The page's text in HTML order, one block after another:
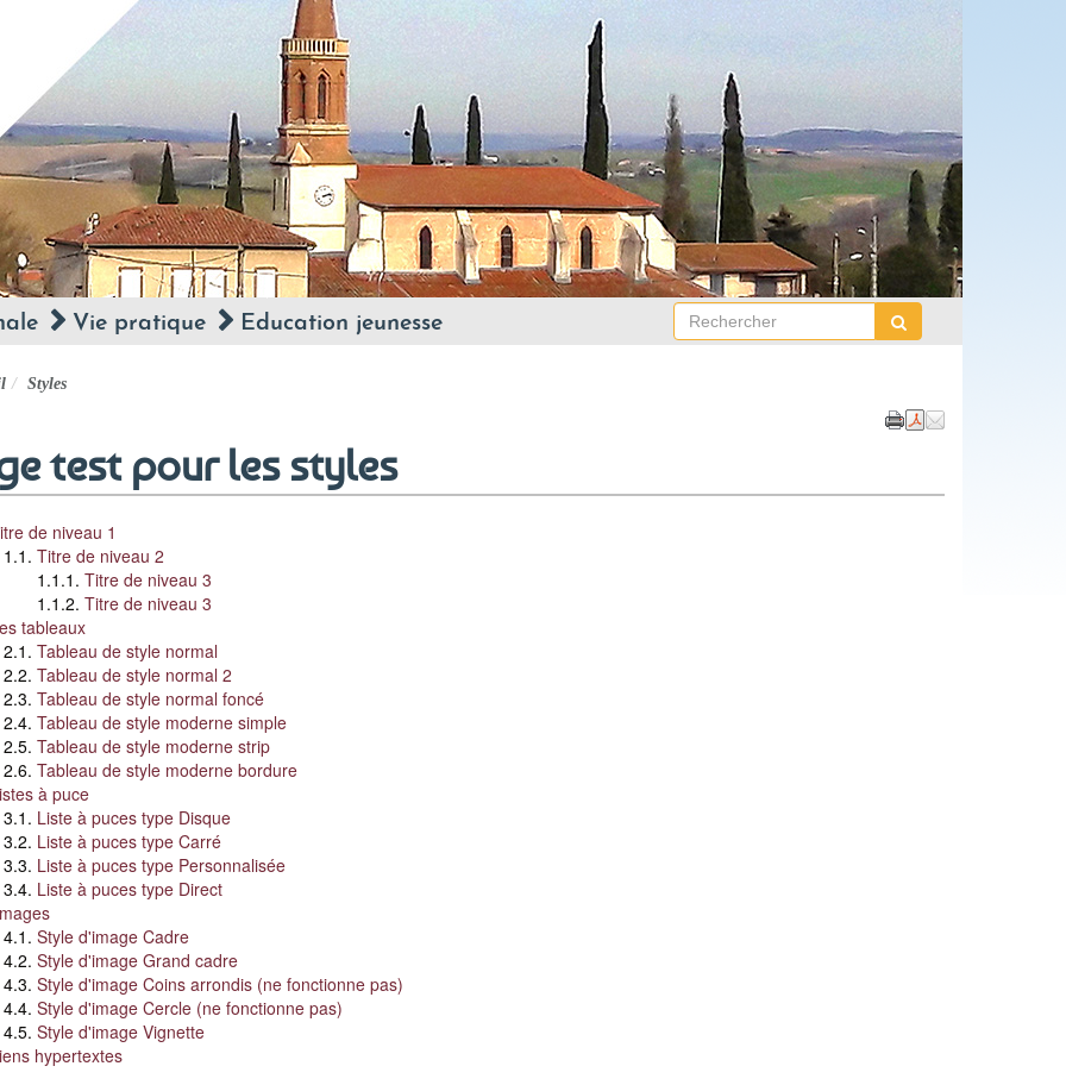
Vie pratique Education jeunesse
Styles
test pour les styles
de niveau 1
Titre de niveau 2
Titre de niveau 3
Titre de niveau 3
tableaux
Tableau de style normal
Tableau de style normal 2
Tableau de style normal foncé
Tableau de style moderne simple
Tableau de style moderne strip
Tableau de style moderne bordure
à puce
Liste à puces type Disque
Liste à puces type Carré
Liste à puces type Personnalisée
Liste à puces type Direct
Style d'image Cadre
Style d'image Grand cadre
Style d'image Coins arrondis (ne fonctionne pas)
Style d'image Cercle (ne fonctionne pas)
Style d'image Vignette
hypertextes